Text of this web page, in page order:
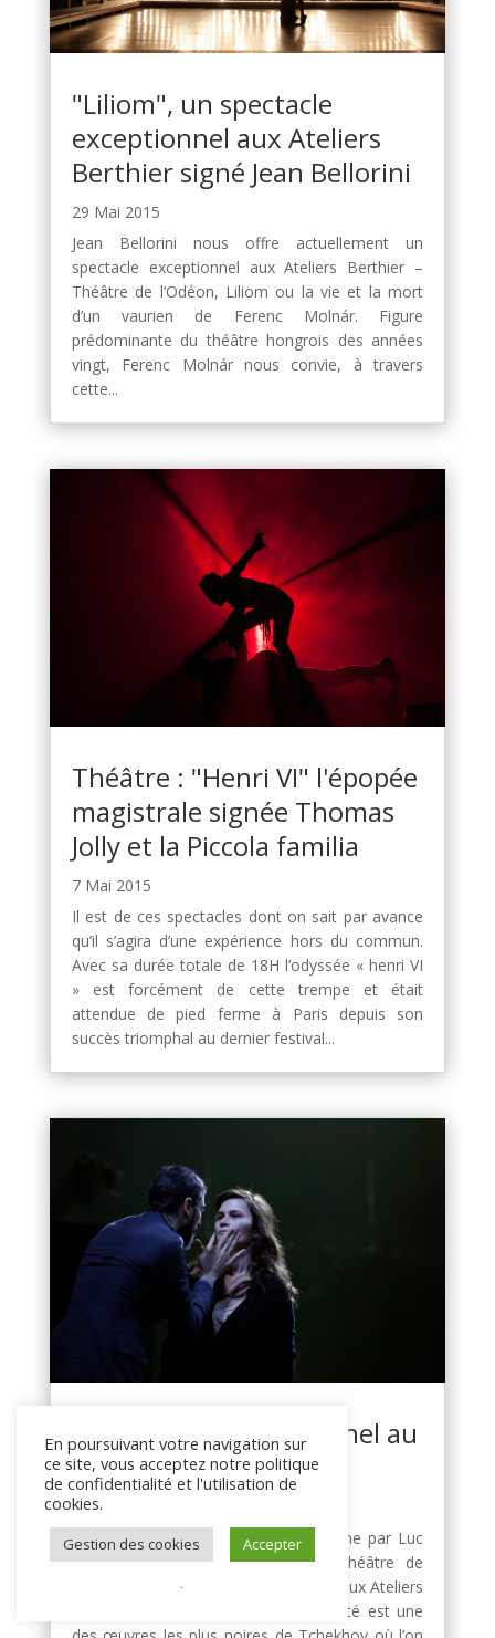
"Liliom", un spectacle
exceptionnel aux Ateliers
Berthier signé Jean Bellorini
29 Mai 2015
Jean Bellorini nous offre actuellement un
spectacle exceptionnel aux Ateliers Berthier –
Théâtre de l’Odéon, Liliom ou la vie et la mort
d’un vaurien de Ferenc Molnár. Figure
prédominante du théâtre hongrois des années
vingt, Ferenc Molnár nous convie, à travers
cette...
Théâtre : "Henri VI" l'épopée
magistrale signée Thomas
Jolly et la Piccola familia
7 Mai 2015
Il est de ces spectacles dont on sait par avance
qu’il s’agira d’une expérience hors du commun.
Avec sa durée totale de 18H l’odyssée « henri VI
» est forcément de cette trempe et était
attendue de pied ferme à Paris depuis son
succès triomphal au dernier festival...
Un "ivanov" exceptionnel au
Théâtre de l'Odéon !
1 Mar 2015
Ivanov d’Anton Tchekhov mis en scène par Luc
Bondy s’est joué récemment au Théâtre de
l’Odéon et sera repris au mois d’avril aux Ateliers
Berthier. Ce spectacle de toute beauté est une
En poursuivant votre navigation sur
ce site, vous acceptez notre politique
de confidentialité et l'utilisation de
cookies.
Gestion des cookies Accepter
.